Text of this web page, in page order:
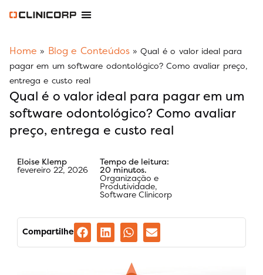
Home » Blog e Conteúdos»Qual é o valor ideal para
pagar em um software odontológico? Como avaliar preço,
entrega e custo real
Qual é o valor ideal para pagar em um
software odontológico? Como avaliar
preço, entrega e custo real
Eloise Klemp
fevereiro 22, 2026
Tempo de leitura:
20 minutos.
Organização e
Produtividade,
Software Clinicorp
Compartilhe